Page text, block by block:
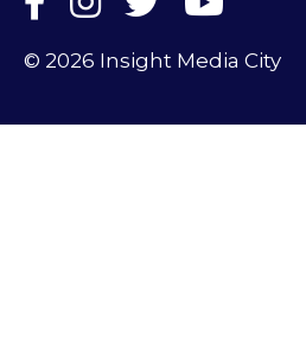
© 2026 Insight Media City